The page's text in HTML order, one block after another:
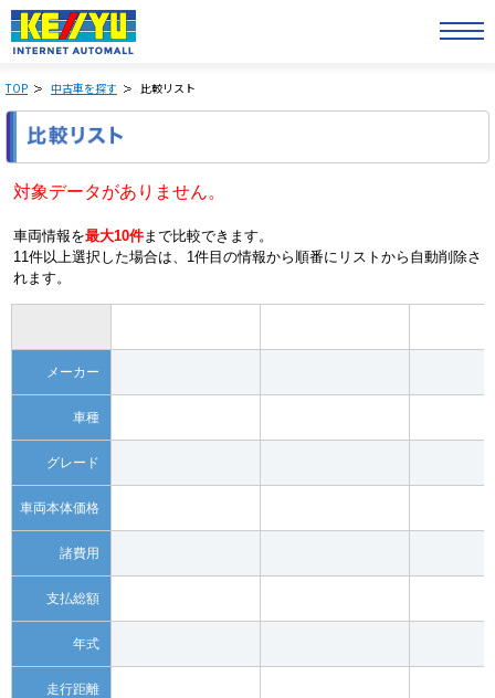
TOP 中古車を探す 比較リスト
対象データがありません。
車両情報を最大10件まで比較できます。
11件以上選択した場合は、1件目の情報から順番にリストから自動削除さ
れます。
メーカー
車種
グレード
車両本体価格
諸費用
支払総額
年式
走行距離